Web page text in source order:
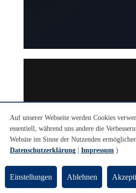
Auf unserer Webseite werden Cookies
essentiell, während uns andere die
Website im Sinne der Nutzenden
Datenschutzerklärung
Impressum )
Einstellungen Ablehnen